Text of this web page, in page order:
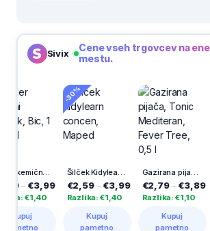
Sivix
Cene vseh trgovcev na
mestu.
-30%
Šilček Kidylearn concen, Maped
€2,59 €3,99
Razlika: €1,40
Gazirana pijača, Tonic Mediteran, Fever Tree, 0,5 l
€2,79 €3,89
Razlika: €1,10
€11,39
Razlika: